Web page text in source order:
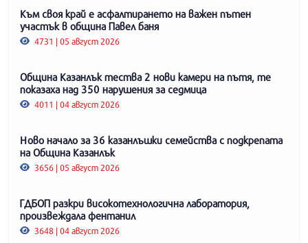
Към своя край е асфалтирането на важен пътен
участък в община Павел баня
4731 | 05 август 2026
Община Казанлък тества 2 нови камери на пътя, те
показаха над 350 нарушения за седмица
4011 | 04 август 2026
Ново начало за 36 казанлъшки семейства с подкрепата
на Община Казанлък
3656 | 05 август 2026
ГДБОП разкри високотехнологична лаборатория,
произвеждала фентанил
3648 | 04 август 2026